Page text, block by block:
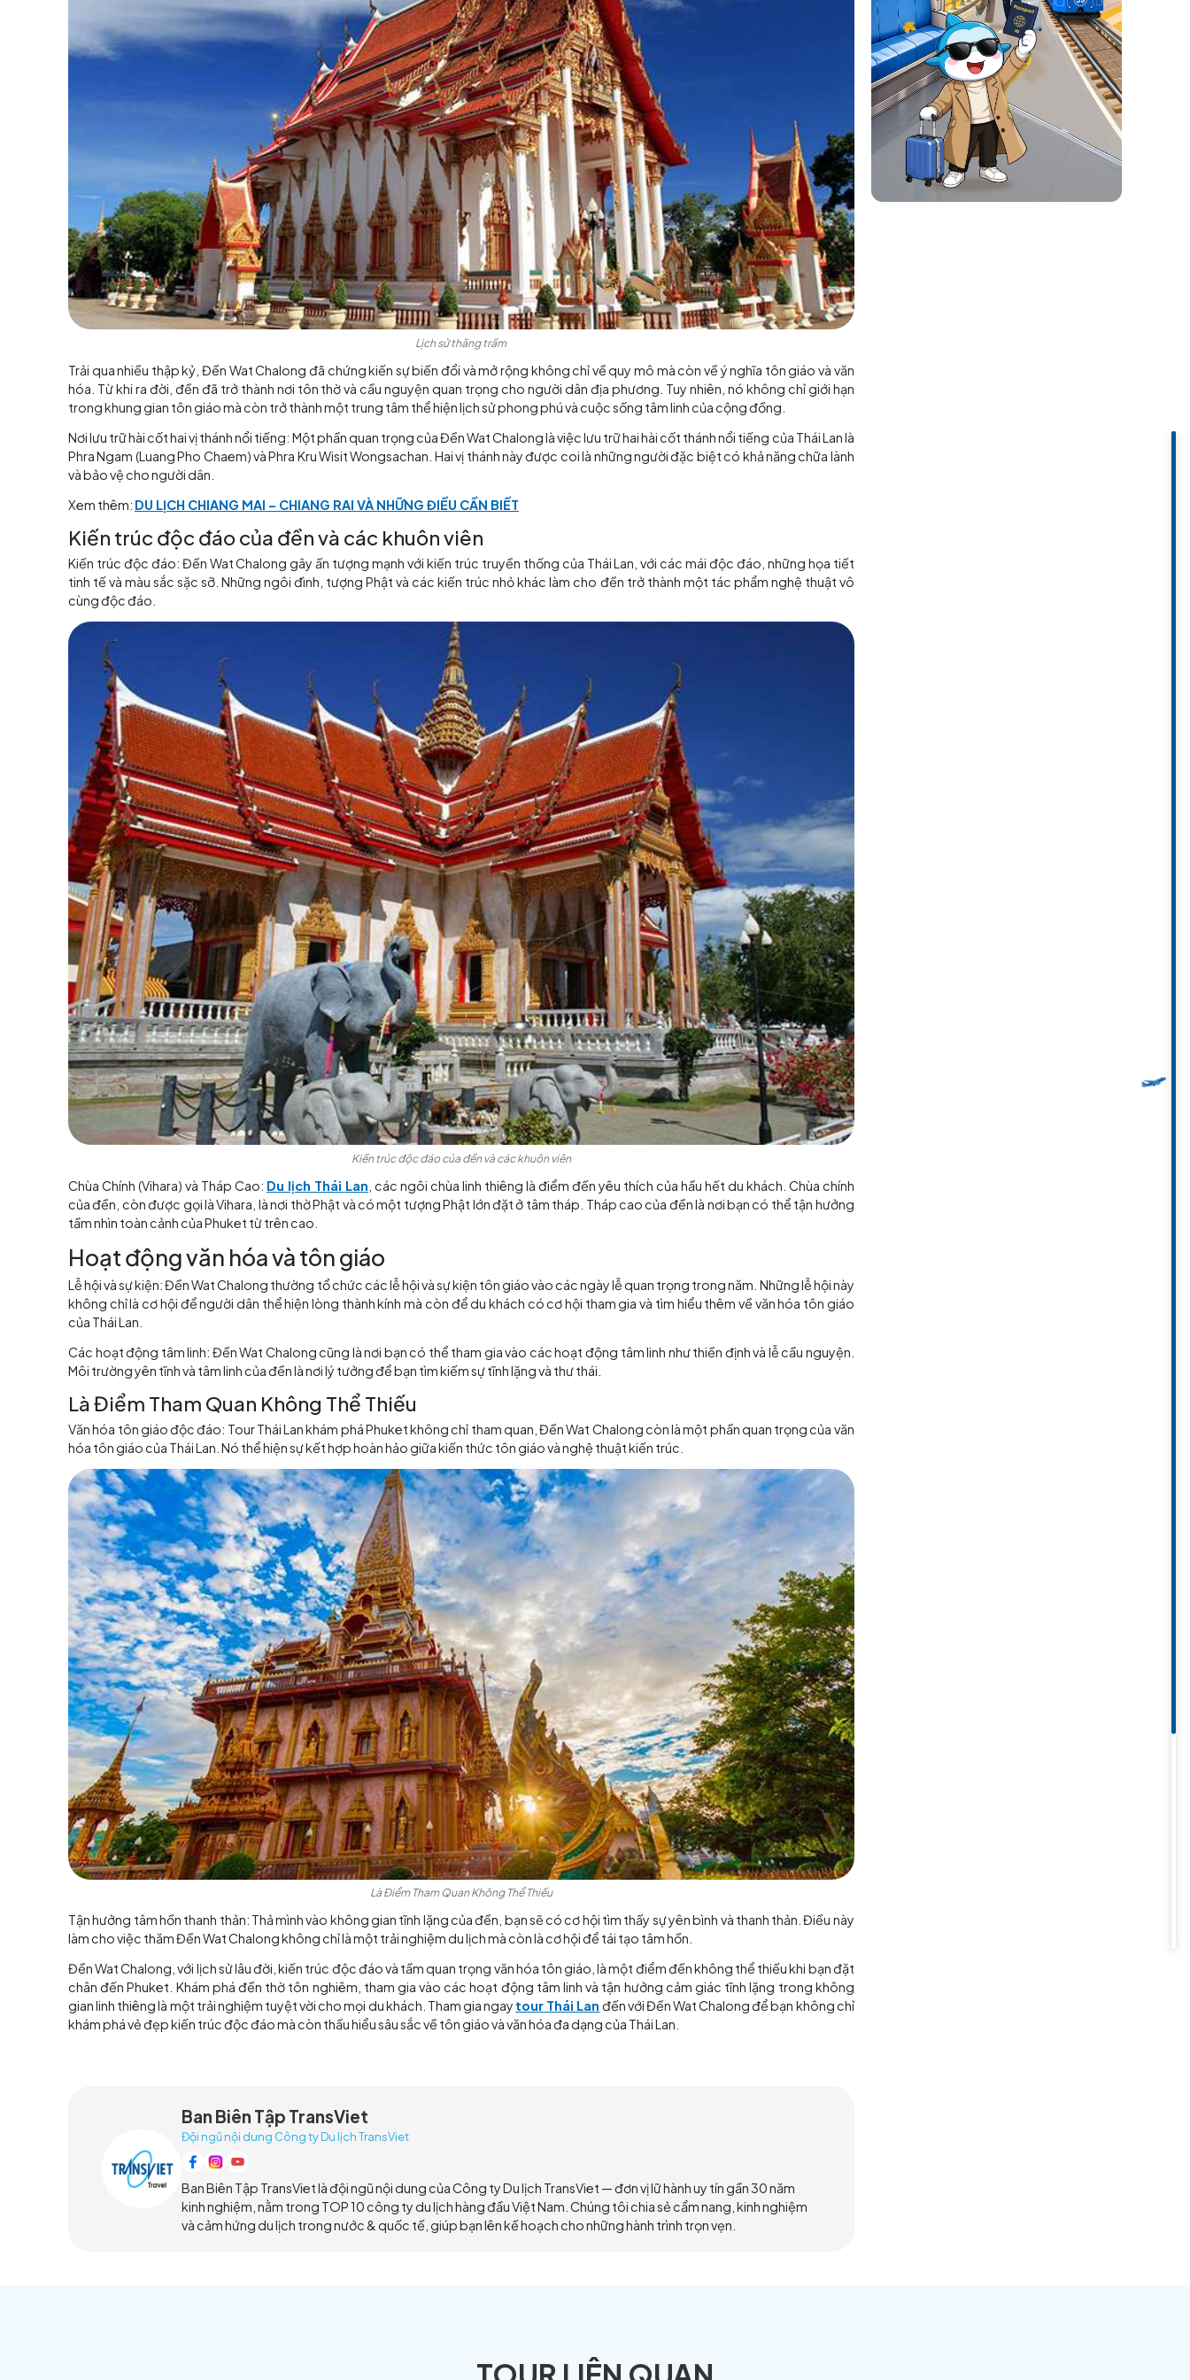
Trải qua nhiều thập kỷ, Đền Wat Chalong đã chứng kiến sự biến đổi và mở rộng không chỉ về quy mô mà còn về ý nghĩa tôn giáo và văn
hóa. Từ khi ra đời, đền đã trở thành nơi tôn thờ và cầu nguyện quan trọng cho người dân địa phương. Tuy nhiên, nó không chỉ giới hạn
trong khung gian tôn giáo mà còn trở thành một trung tâm thể hiện lịch sử phong phú và cuộc sống tâm linh của cộng đồng.
Nơi lưu trữ hài cốt hai vị thánh nổi tiếng:
Một phần quan trọng của Đền Wat Chalong là việc lưu trữ hai hài cốt thánh nổi tiếng của Thái Lan là
Phra Ngam (Luang Pho Chaem) và Phra Kru Wisit Wongsachan. Hai vị thánh này được coi là những người đặc biệt có khả năng chữa lành
và bảo vệ cho người dân.
Xem thêm: DU LỊCH CHIANG MAI – CHIANG RAI VÀ NHỮNG ĐIỀU CẦN BIẾT
Kiến trúc độc đáo của đền và các khuôn viên
Kiến trúc độc đáo:Đền Wat Chalong gây ấn tượng mạnh với kiến trúc truyền thống của Thái Lan, với các mái độc đáo, những họa tiết
tinh tế và màu sắc sặc sỡ. Những ngôi đình, tượng Phật và các kiến trúc nhỏ khác làm cho đền trở thành một tác phẩm nghệ thuật vô
cùng độc đáo.
Kiến trúc độc đáo của đền và các khuôn viên
Chùa Chính (Vihara) và Tháp Cao:Du lịch Thái Lan, các ngôi chùa linh thiêng là điểm đến yêu thích của hầu hết du khách. Chùa chính
của đền, còn được gọi là Vihara, là nơi thờ Phật và có một tượng Phật lớn đặt ở tâm tháp. Tháp cao của đền là nơi bạn có thể tận hưởng
tầm nhìn toàn cảnh của Phuket từ trên cao.
Hoạt động văn hóa và tôn giáo
Lễ hội và sự kiện:Đền Wat Chalong thường tổ chức các lễ hội và sự kiện tôn giáo vào các ngày lễ quan trọng trong năm. Những lễ hội này
không chỉ là cơ hội để người dân thể hiện lòng thành kính mà còn để du khách có cơ hội tham gia và tìm hiểu thêm về văn hóa tôn giáo
của Thái Lan.
Các hoạt động tâm linh:Đền Wat Chalong cũng là nơi bạn có thể tham gia vào các hoạt động tâm linh như thiền định và lễ cầu nguyện.
Môi trường yên tĩnh và tâm linh của đền là nơi lý tưởng để bạn tìm kiếm sự tĩnh lặng và thư thái.
Là Điểm Tham Quan Không Thể Thiếu
Văn hóa tôn giáo độc đáo:Tour Thái Lan khám phá Phuket không chỉ tham quan, Đền Wat Chalong còn là một phần quan trọng của văn
hóa tôn giáo của Thái Lan. Nó thể hiện sự kết hợp hoàn hảo giữa kiến thức tôn giáo và nghệ thuật kiến trúc.
Là Điểm Tham Quan Không Thể Thiếu